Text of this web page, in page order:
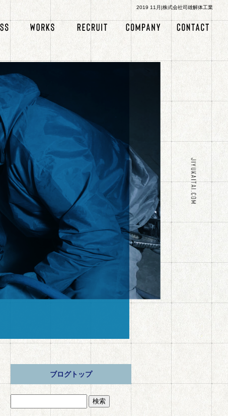
2019 11月|株式会社司雄解体工業
ブログトップ